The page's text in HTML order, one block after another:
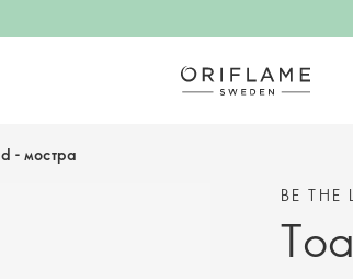
- мостра
BE THE